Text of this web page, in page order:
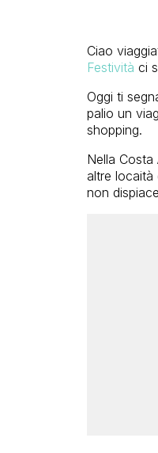
Ciao
Festività ci
Oggi ti
palio un
shopping.
Nella
altre locaità
non